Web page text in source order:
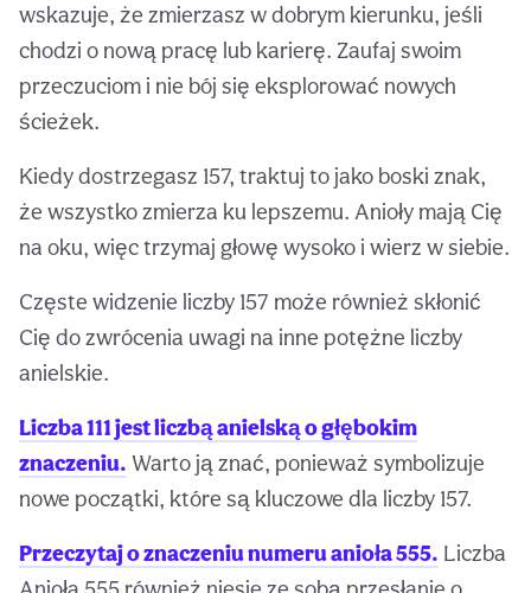
wskazuje, że zmierzasz w dobrym kierunku, jeśli
chodzi o nową pracę lub karierę. Zaufaj swoim
przeczuciom i nie bój się eksplorować nowych
ścieżek.
Kiedy dostrzegasz 157, traktuj to jako boski znak,
że wszystko zmierza ku lepszemu. Anioły mają Cię
na oku, więc trzymaj głowę wysoko i wierz w siebie.
Częste widzenie liczby 157 może również skłonić
Cię do zwrócenia uwagi na inne potężne liczby
anielskie.
Liczba 111 jest liczbą anielską o głębokim
znaczeniu. Warto ją znać, ponieważ symbolizuje
nowe początki, które są kluczowe dla liczby 157.
Przeczytaj o znaczeniu numeru anioła 555. Liczba